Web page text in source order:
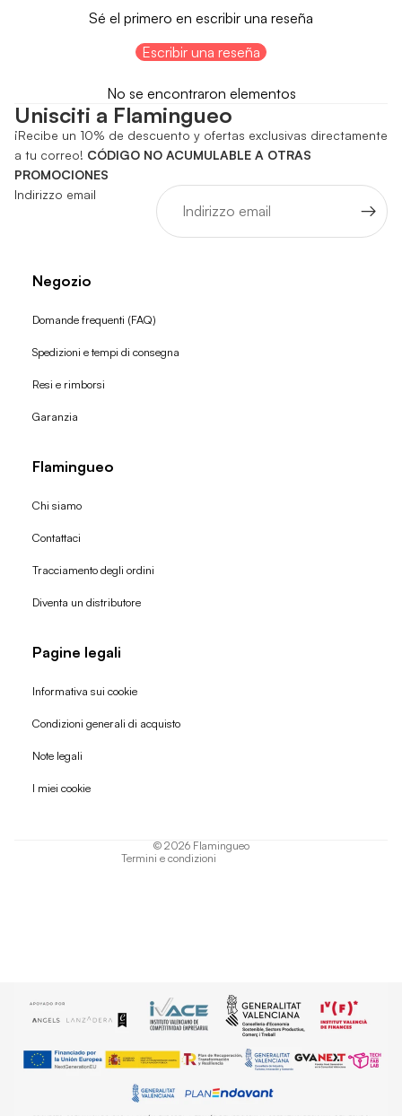
Sé el primero en escribir una reseña
Escribir una reseña
No se encontraron elementos
Unisciti a Flamingueo
¡Recibe un 10% de descuento y ofertas exclusivas directamente
a tu correo! CÓDIGO NO ACUMULABLE A OTRAS
PROMOCIONES
Indirizzo email
Negozio
Domande frequenti (FAQ)
Spedizioni e tempi di consegna
Resi e rimborsi
Garanzia
Flamingueo
Chi siamo
Contattaci
Tracciamento degli ordini
Diventa un distributore
Pagine legali
Informativa sui cookie
Condizioni generali di acquisto
Note legali
I miei cookie
© 2026 Flamingueo
Termini e condizioni
Politica di rimborso